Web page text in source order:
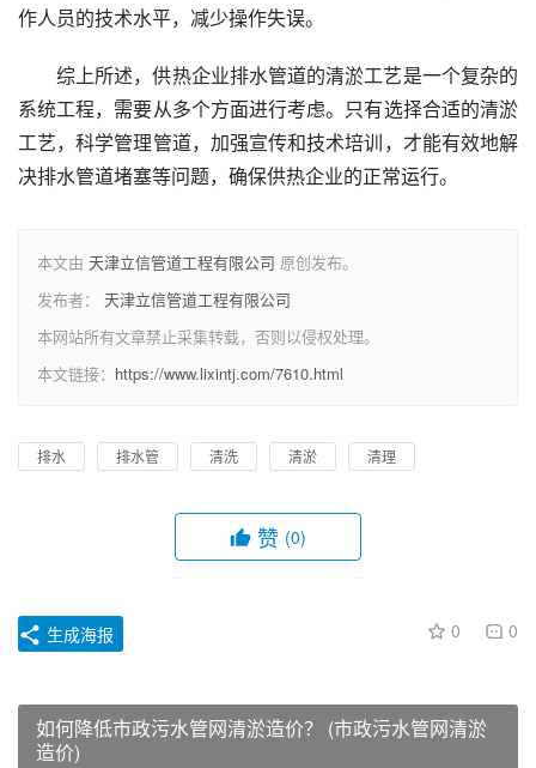
作人员的技术水平，减少操作失误。
综上所述，供热企业排水管道的清淤工艺是一个复杂的
系统工程，需要从多个方面进行考虑。只有选择合适的清淤
工艺，科学管理管道，加强宣传和技术培训，才能有效地解
决排水管道堵塞等问题，确保供热企业的正常运行。
本文由 天津立信管道工程有限公司 原创发布。
发布者： 天津立信管道工程有限公司
本网站所有文章禁止采集转载，否则以侵权处理。
本文链接： https://www.lixintj.com/7610.html
排水 排水管 清洗 清淤 清理
赞 (0)
0 0
生成海报
如何降低市政污水管网清淤造价？ (市政污水管网清淤
造价)